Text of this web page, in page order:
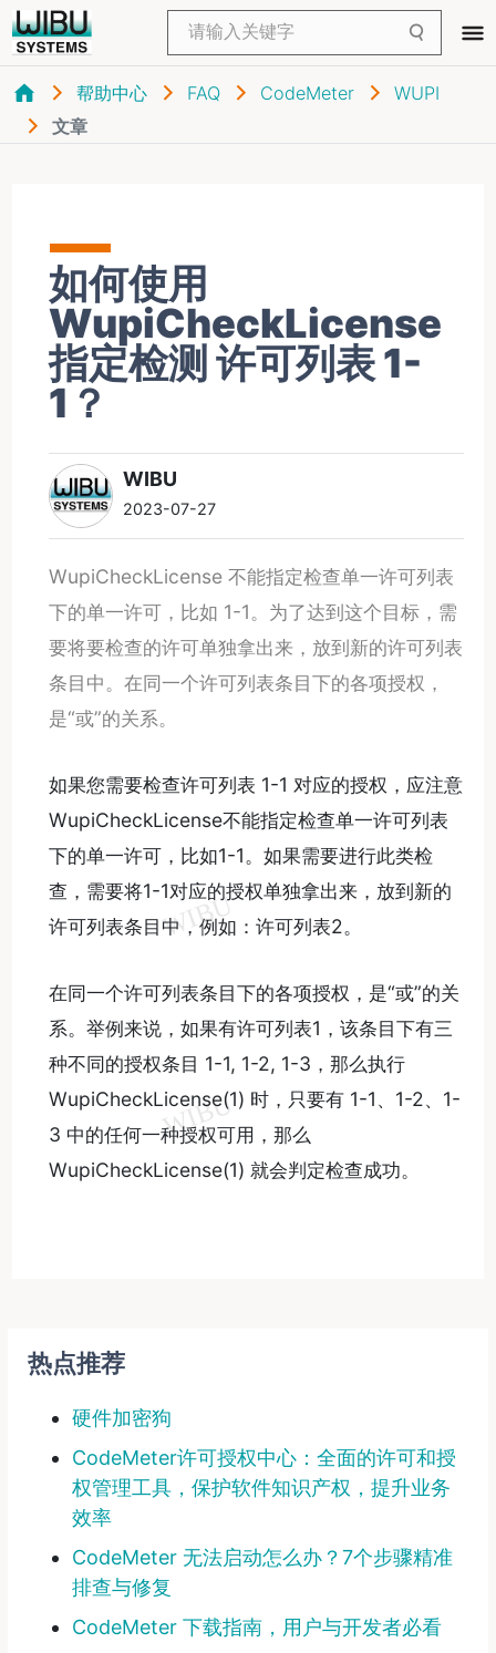
帮助中心 FAQ CodeMeter
WUPI
文章
如何使用
WupiCheckLicense
指定检测 许可列表 1-
1？
WIBU
2023-07-27
WupiCheckLicense 不能指定检查单一许可列表
下的单一许可，比如 1-1。为了达到这个目标，需
要将要检查的许可单独拿出来，放到新的许可列表
条目中。在同一个许可列表条目下的各项授权，
是“或”的关系。
如果您需要检查许可列表 1-1 对应的授权，应注意
WupiCheckLicense不能指定检查单一许可列表
下的单一许可，比如1-1。如果需要进行此类检
查，需要将1-1对应的授权单独拿出来，放到新的
许可列表条目中，例如：许可列表2。
在同一个许可列表条目下的各项授权，是“或”的关
系。举例来说，如果有许可列表1，该条目下有三
种不同的授权条目 1-1, 1-2, 1-3，那么执行
WupiCheckLicense(1) 时，只要有 1-1、1-2、1-
3 中的任何一种授权可用，那么
WupiCheckLicense(1) 就会判定检查成功。
热点推荐
硬件加密狗
CodeMeter许可授权中心：全面的许可和授
权管理工具，保护软件知识产权，提升业务
效率
CodeMeter 无法启动怎么办？7个步骤精准
排查与修复
CodeMeter 下载指南，用户与开发者必看